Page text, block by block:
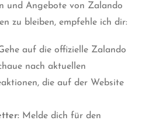
und Angebote von Zalando
zu bleiben, empfehle ich dir:
auf die offizielle Zalando
nach aktuellen
die auf der Website
Melde dich für den